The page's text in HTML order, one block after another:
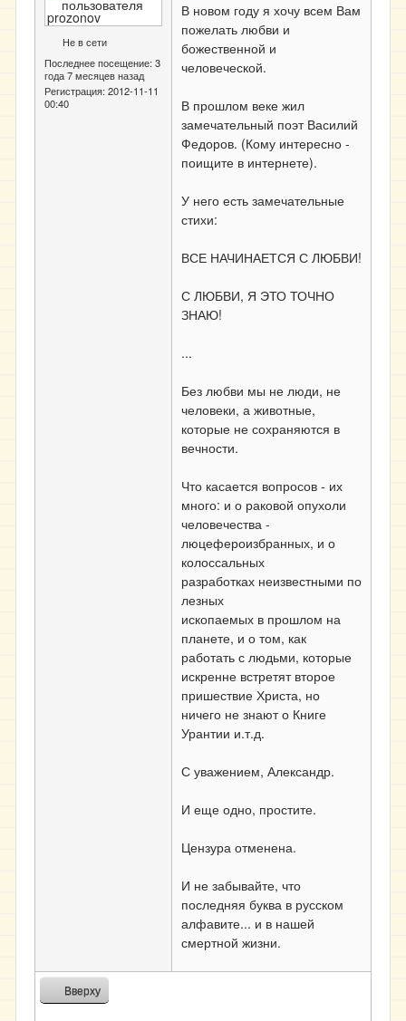
Не в сети
Последнее посещение:3
года 7 месяцев назад
Регистрация:2012-11-11
00:40
В новом году я хочу всем Вам
пожелать любви и
божественной и
человеческой.
В прошлом веке жил
замечательный поэт Василий
Федоров. (Кому интересно -
поищите в интернете).
У него есть замечательные
стихи:
ВСЕ НАЧИНАЕТСЯ С ЛЮБВИ!
С ЛЮБВИ, Я ЭТО ТОЧНО
ЗНАЮ!
...
Без любви мы не люди, не
человеки, а животные,
которые не сохраняются в
вечности.
Что касается вопросов - их
много: и о раковой опухоли
человечества -
люцефероизбранных, и о
колоссальных
разработках неизвестными по
лезных
ископаемых в прошлом на
планете, и о том, как
работать с людьми, которые
искренне встретятвторое
пришествие Христа, но
ничего не знают о Книге
Урантии и.т.д.
С уважением, Александр.
И еще одно, простите.
Цензура отменена.
И не забывайте, что
последняя буква в русском
алфавите... и в нашей
смертной жизни.
Вверху